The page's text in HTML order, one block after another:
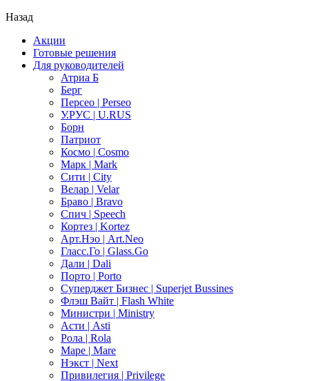
Назад
Акции
Готовые решения
Для руководителей
Атриа Б
Берг
Персео | Perseo
У.РУС | U.RUS
Борн
Патриот
Космо | Cosmo
Марк | Mark
Сити | City
Велар | Velar
Браво | Bravo
Спич | Speech
Кортез | Kortez
Арт.Нэо | Art.Neo
Гласс.Го | Glass.Go
Дали | Dali
Порто | Porto
Суперджет Бизнес | Superjet Bussines
Флэш Вайт | Flash White
Министри | Ministry
Асти | Asti
Рола | Rola
Маре | Mare
Нэкст | Next
Привилегия | Privilege